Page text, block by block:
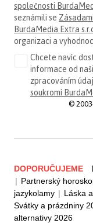
společnosti
seznámili se
BurdaMedia Extra
organizaci a
Chcete navíc
informace od
zpracováním
soukromí
©
DOPORUČUJEME
| Partnerský
jazykolamy | Láska
Svátky a prázdniny
alternativy 2026